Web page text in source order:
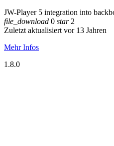
JW-Player 5 integration into
file_download 0 star2
Zuletzt aktualisiert vor 13 Jahren
Mehr Infos
1.8.0